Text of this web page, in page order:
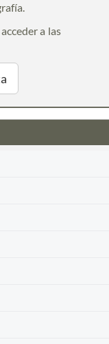
a las